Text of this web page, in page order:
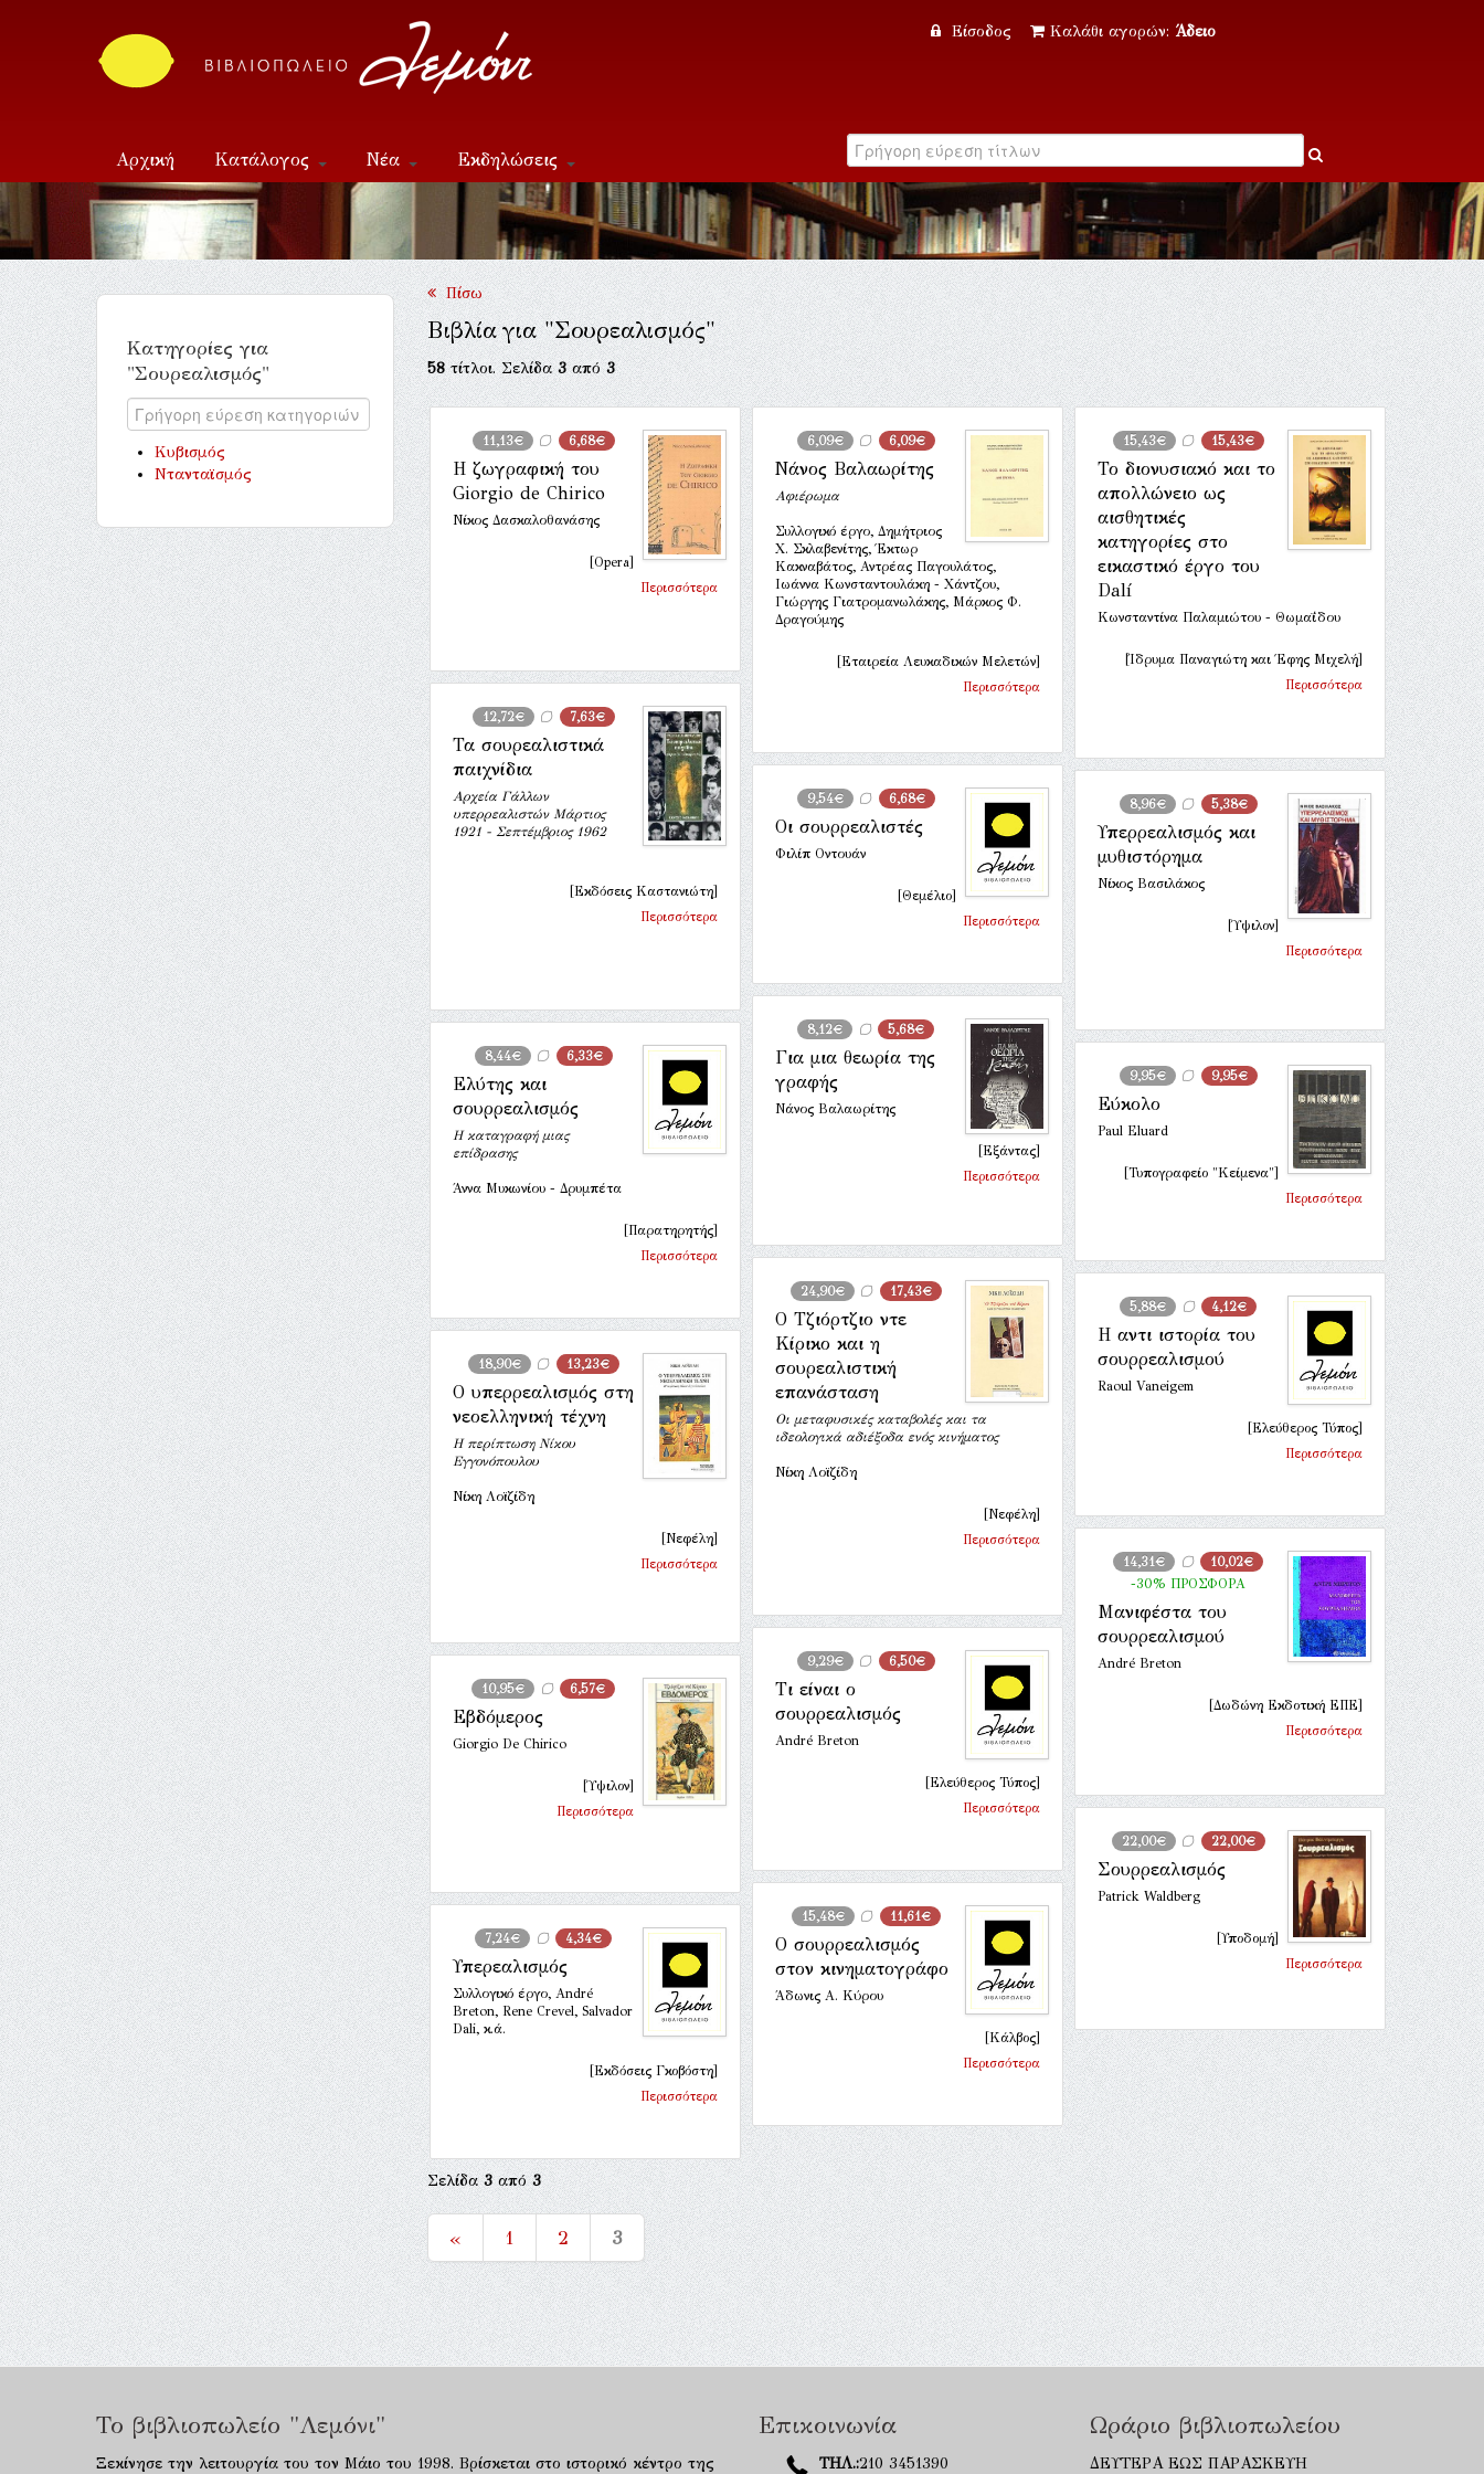
Είσοδος Καλάθι αγορών: Άδειο
Αρχική Κατάλογος Νέα Εκδηλώσεις
Επικοινωνία
Κατηγορίες για
"Σουρεαλισμός"
Κυβισμός
Ντανταϊσμός
Πίσω
Βιβλία για "Σουρεαλισμός"
58τίτλοι. Σελίδα3από3
11,13€ 6,68€
Η ζωγραφική του
Giorgio de Chirico
Νίκος Δασκαλοθανάσης
[Opera]
Περισσότερα
6,09€ 6,09€
Νάνος Βαλαωρίτης
Αφιέρωμα
Συλλογικό έργο, Δημήτριος
Χ. Σκλαβενίτης, Έκτωρ
Κακναβάτος, Αντρέας Παγουλάτος,
Ιωάννα Κωνσταντουλάκη - Χάντζου,
Γιώργης Γιατρομανωλάκης, Μάρκος Φ.
Δραγούμης
[Εταιρεία Λευκαδικών Μελετών]
Περισσότερα
15,43€ 15,43€
Το διονυσιακό και το
απολλώνειο ως
αισθητικές
κατηγορίες στο
εικαστικό έργο του
Dalí
Κωνσταντίνα Παλαμιώτου - Θωμαΐδου
[Ίδρυμα Παναγιώτη και Έφης Μιχελή]
Περισσότερα
12,72€ 7,63€
Τα σουρεαλιστικά
παιχνίδια
Αρχεία Γάλλων
υπερρεαλιστών Μάρτιος
1921 - Σεπτέμβριος 1962
[Εκδόσεις Καστανιώτη]
Περισσότερα
9,54€ 6,68€
Οι σουρρεαλιστές
Φιλίπ Οντουάν
[Θεμέλιο]
Περισσότερα
8,96€ 5,38€
Υπερρεαλισμός και
μυθιστόρημα
Νίκος Βασιλάκος
[Ύψιλον]
Περισσότερα
8,12€ 5,68€
Για μια θεωρία της
γραφής
Νάνος Βαλαωρίτης
[Εξάντας]
Περισσότερα
8,44€ 6,33€
Ελύτης και
σουρρεαλισμός
Η καταγραφή μιας
επίδρασης
Άννα Μυκωνίου - Δρυμπέτα
[Παρατηρητής]
Περισσότερα
9,95€ 9,95€
Εύκολο
Paul Eluard
[Τυπογραφείο "Κείμενα"]
Περισσότερα
24,90€ 17,43€
Ο Τζιόρτζιο ντε
Κίρικο και η
σουρεαλιστική
επανάσταση
Οι μεταφυσικές καταβολές και τα
ιδεολογικά αδιέξοδα ενός κινήματος
Νίκη Λοϊζίδη
[Νεφέλη]
Περισσότερα
5,88€ 4,12€
Η αντι ιστορία του
σουρρεαλισμού
Raoul Vaneigem
[Ελεύθερος Τύπος]
Περισσότερα
18,90€ 13,23€
Ο υπερρεαλισμός στη
νεοελληνική τέχνη
Η περίπτωση Νίκου
Εγγονόπουλου
Νίκη Λοϊζίδη
[Νεφέλη]
Περισσότερα
14,31€
10,02€
-30% ΠΡΟΣΦΟΡΑ
Μανιφέστα του
σουρρεαλισμού
André Breton
[Δωδώνη Εκδοτική ΕΠΕ]
Περισσότερα
9,29€ 6,50€
Τι είναι ο
σουρρεαλισμός
André Breton
[Ελεύθερος Τύπος]
Περισσότερα
10,95€ 6,57€
Εβδόμερος
Giorgio De Chirico
[Ύψιλον]
Περισσότερα
22,00€
22,00€
Σουρρεαλισμός
Patrick Waldberg
[Υποδομή]
Περισσότερα
15,48€ 11,61€
Ο σουρρεαλισμός
στον κινηματογράφο
Άδωνις Α. Κύρου
[Κάλβος]
Περισσότερα
7,24€ 4,34€
Υπερεαλισμός
Συλλογικό έργο, André
Breton, Rene Crevel, Salvador
Dali, κ.ά.
[Εκδόσεις Γκοβόστη]
Περισσότερα
Σελίδα3από3
« 1 2 3
Το βιβλιοπωλείο "Λεμόνι"
Ξεκίνησε την λειτουργία του τον Μάιο του 1998. Βρίσκεται στο ιστορικό κέντρο της
Επικοινωνία
ΤΗΛ.:210 3451390
Ωράριο βιβλιοπωλείου
ΔΕΥΤΕΡΑ ΕΩΣ ΠΑΡΑΣΚΕΥΗ